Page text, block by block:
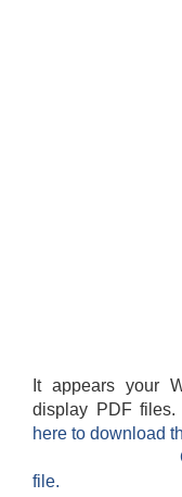
It appears your
display PDF files.
here to download
file.